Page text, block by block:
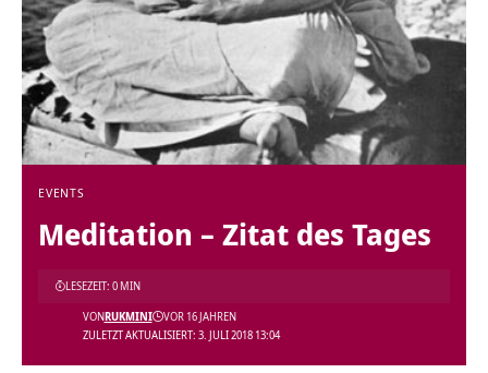
EVENTS
Meditation – Zitat des Tages
ZULETZT AKTUALISIERT: 3. JULI 2018 13:04
VONRUKMINI VOR 16 JAHREN
LESEZEIT: 0 MIN